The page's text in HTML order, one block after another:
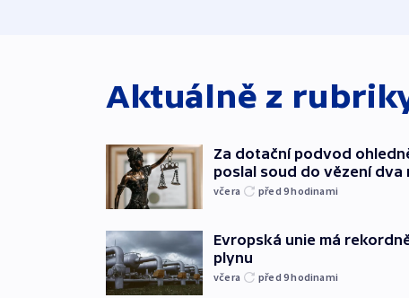
Aktuálně z
Za dotační podvod
poslal soud do vězení dva
včera před 9hodinami
Evropská unie má
plynu
včera před 9hodinami